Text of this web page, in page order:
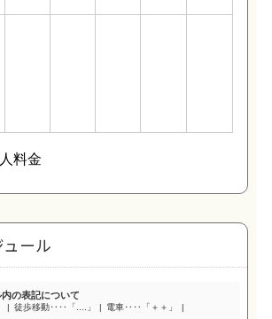
ール
の表記について
徒歩移動‥‥「....」
電車‥‥「＋＋」